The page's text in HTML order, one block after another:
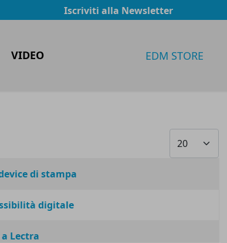
Iscriviti alla Newsletter
VIDEO EDM STORE
Visualizza #
di stampa
digitale
Lectra